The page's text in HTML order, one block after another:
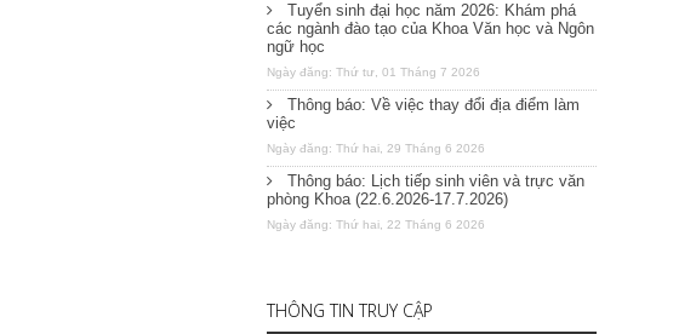
Tuyển sinh đại học năm 2026: Khám phá
các ngành đào tạo của Khoa Văn học và Ngôn
ngữ học
Ngày đăng: Thứ tư, 01 Tháng 7 2026
Thông báo: Về việc thay đổi địa điểm làm
việc
Ngày đăng: Thứ hai, 29 Tháng 6 2026
Thông báo: Lịch tiếp sinh viên và trực văn
phòng Khoa (22.6.2026-17.7.2026)
Ngày đăng: Thứ hai, 22 Tháng 6 2026
THÔNG TIN TRUY CẬP